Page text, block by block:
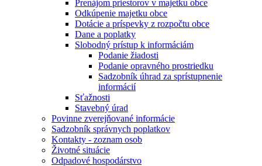
Prenájom priestorov v majetku obce
Odkúpenie majetku obce
Dotácie a príspevky z rozpočtu obce
Dane a poplatky
Slobodný prístup k informáciám
Podanie žiadosti
Podanie opravného prostriedku
Sadzobník úhrad za sprístupnenie
informácií
Sťažnosti
Stavebný úrad
Povinne zverejňované informácie
Sadzobník správnych poplatkov
Kontakty - zoznam osob
Životné situácie
Odpadové hospodárstvo